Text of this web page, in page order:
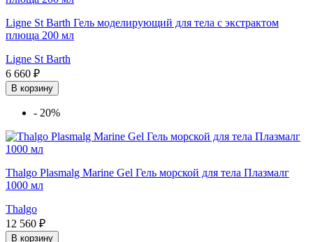
Ligne St Barth Гель моделирующий для тела с экстрактом
плюща 200 мл
Ligne St Barth
6 660 ₽
В корзину
- 20%
Thalgo Plasmalg Marine Gel Гель морской для тела Плазмалг
1000 мл
Thalgo
12 560 ₽
В корзину